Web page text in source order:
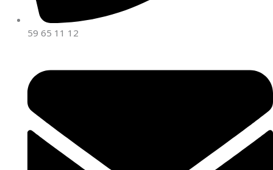
59 65 11 12